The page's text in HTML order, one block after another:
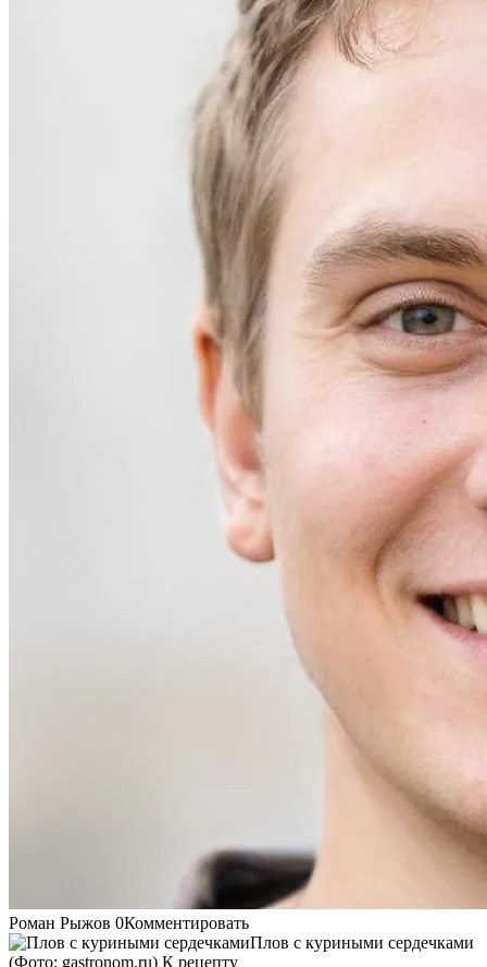
Роман Рыжов 0Комментировать
Плов с куриными сердечками
(Фото: gastronom.ru) К рецепту